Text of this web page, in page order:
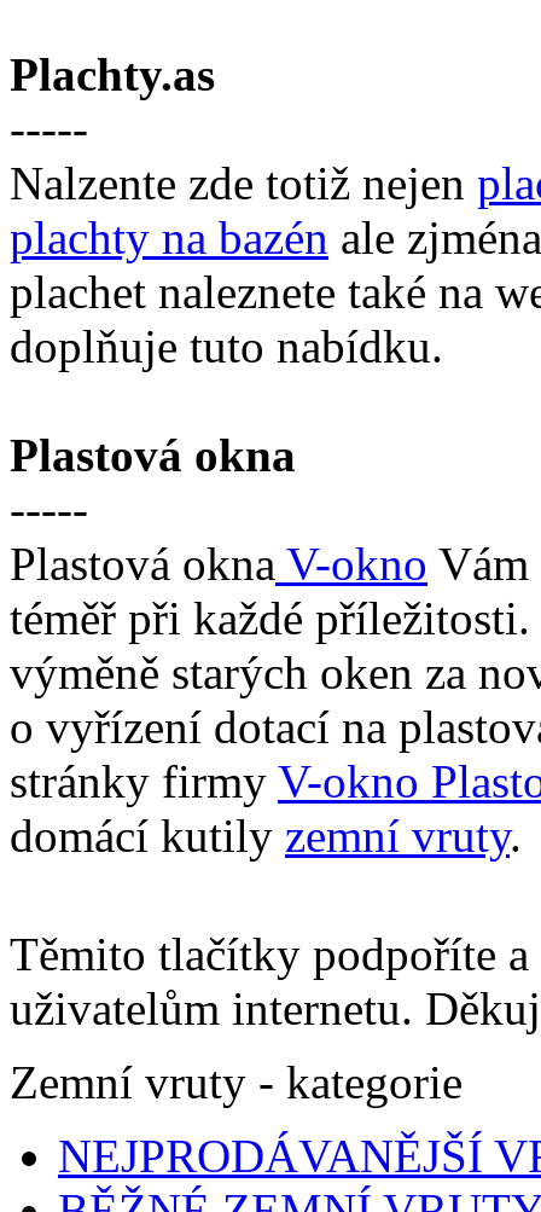
Plachty.as
-----
Nalzente zde totiž nejen
plachty na bazén ale
plachet naleznete také na
doplňuje tuto nabídku.
Plastová okna
-----
Plastová okna V-okno Vám
téměř při každé
výměně starých oken za
o vyřízení dotací na
stránky firmy V-okno
domácí kutily zemní vruty.
Těmito tlačítky podpoříte a
uživatelům internetu.
Zemní vruty - kategorie
NEJPRODÁVANĚJŠÍ